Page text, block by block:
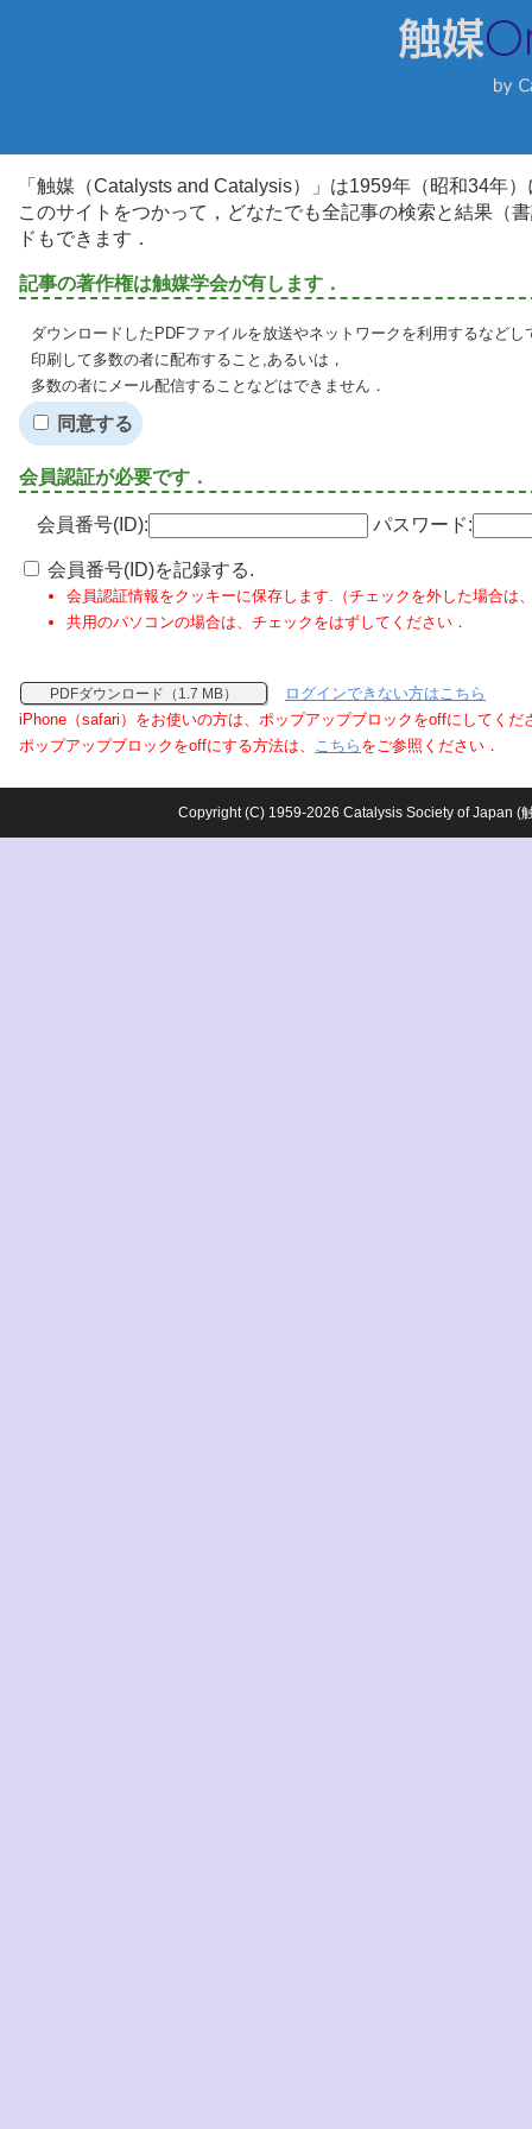
「触媒（Catalysts and Catalysis）」は1959年（昭和34年
このサイトをつかって，どなたでも全記事の検索と結果（
ドもできます．
記事の著作権は触媒学会が有します．
ダウンロードしたPDFファイルを放送やネットワークを利用するなど
印刷して多数の者に配布すること,あるいは，
多数の者にメール配信することなどはできません．
同意する
会員認証が必要です．
会員番号(ID): パスワード:
会員番号(ID)を記録する.
会員認証情報をクッキーに保存します.（チェックを外した場合は
共用のパソコンの場合は、チェックをはずしてください．
PDFダウンロード（1.7 MB）
ログインできない方はこちら
iPhone（safari）をお使いの方は、ポップアップブロックをoffにしてくだ
ポップアップブロックをoffにする方法は、 こちら をご参照ください．
Copyright (C) 1959-2026 Catalysis Society of Japan (